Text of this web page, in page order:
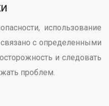
использование
с определенными
и следовать
проблем.